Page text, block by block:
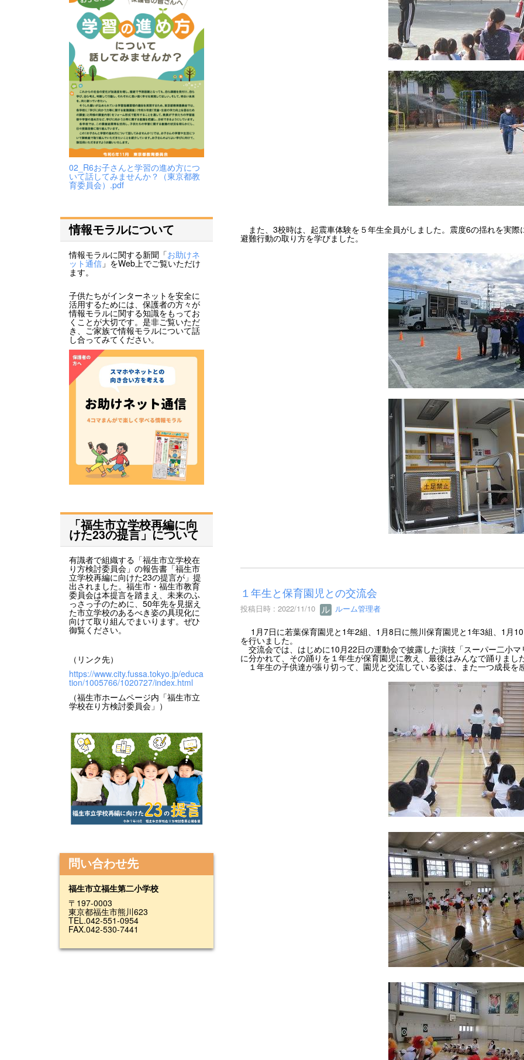
また、3校時は、起震車体験を５年生全員がしました。震度6の揺れを実
避難行動の取り方を学びました。
１年生と保育園児との交流会
投稿日時 : 2022/11/10 ルーム管理者
1月7日に若葉保育園児と1年2組、1月8日に熊川保育園児と1年3組、1月
を行いました。
交流会では、はじめに10月22日の運動会で披露した演技「スーパー二小
に分かれて、その踊りを１年生が保育園児に教え、最後はみんなで踊りまし
１年生の子供達が張り切って、園児と交流している姿は、また一つ成長を
02_R6お子さんと学習の進め方につ
いて話してみませんか？（東京都教
育委員会）.pdf
情報モラルについて
情報モラルに関する新聞「お助けネ
ット通信 」をWeb上でご覧いただけ
ます。
子供たちがインターネットを安全に
活用するためには、保護者の方々が
情報モラルに関する知識をもってお
くことが大切です。是非ご覧いただ
き、ご家族で情報モラルについて話
し合ってみてください。
「福生市立学校再編に向
けた23の提言」について
有識者で組織する「福生市立学校在
り方検討委員会」の報告書「福生市
立学校再編に向けた23の提言が」提
出されました。福生市・福生市教育
委員会は本提言を踏まえ、未来のふ
っさっ子のために、50年先を見据え
た市立学校のあるべき姿の具現化に
向けて取り組んでまいります。ぜひ
御覧ください。
（リンク先）
https://www.city.fussa.tokyo.jp/educa
tion/1005766/1020727/index.html
（福生市ホームページ内「福生市立
学校在り方検討委員会」）
問い合わせ先
福生市立福生第二小学校
〒197-0003
東京都福生市熊川623
TEL.042-551-0954
FAX.042-530-7441